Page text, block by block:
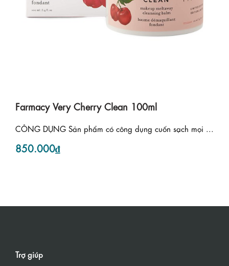
Farmacy Very Cherry Clean 100ml
CÔNG DỤNG Sản phẩm có công dụng cuốn sạch mọi ...
850.000₫
Trợ giúp